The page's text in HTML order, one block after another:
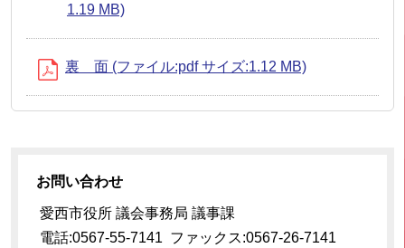
1.19 MB)
裏 面 (ファイル:pdf サイズ:1.12 MB)
お問い合わせ
愛西市役所 議会事務局 議事課
電話:0567-55-7141 ファックス:0567-26-7141